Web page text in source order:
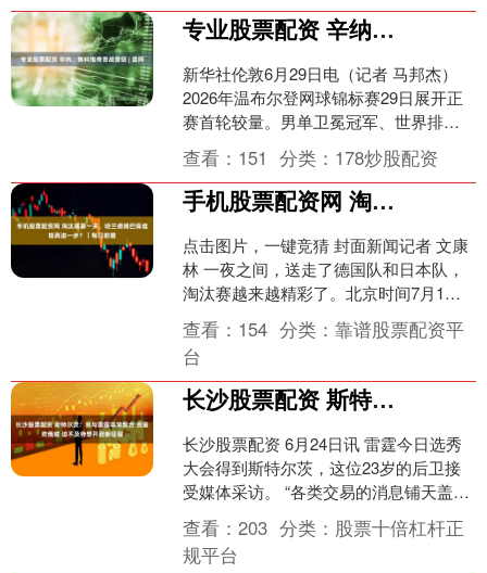
专业股票配资 辛纳、焦科维奇苦战晋级 | 温网
新华社伦敦6月29日电（记者 马邦杰）
2026年温布尔登网球锦标赛29日展开正
赛首轮较量。男单卫冕冠军、世界排名
第一的辛纳和7届温网男单冠军焦科维奇
都经历了惊心....
查看： 151 分类： 178炒股配资
手机股票配资网 淘汰赛第一关，哈兰德姆巴佩谁能再进一步？｜每日前瞻
点击图片，一键竞猜 封面新闻记者 文康
林 一夜之间，送走了德国队和日本队，
淘汰赛越来越精彩了。北京时间7月1
日，美加墨世界杯1/16决赛将上演三场较
量，科特迪瓦....
查看： 154 分类：靠谱股票配资平
台
长沙股票配资 斯特尔茨：我与雷霆非常契合 我喜欢俄城 迫不及待想开启新征程
长沙股票配资 6月24日讯 雷霆今日选秀
大会得到斯特尔茨，这位23岁的后卫接
受媒体采访。 “各类交易的消息铺天盖
地，整件事像一场让人眼花缭乱的风
波，但我已经迫不....
查看：203 分类： 股票十倍杠杆正
规平台